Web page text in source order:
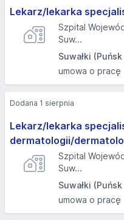
Lekarz/lekarka
Szpital
Suw...
Suwałki
umowa o pracę
Lekarz/lekarka
dermatologii/
Szpital
Suw...
Suwałki
umowa o pracę
Dodana 1 sierpnia